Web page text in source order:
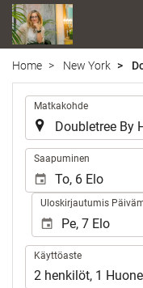
Home New York
Matkakohde
Saapuminen
Uloskirjautumis
Käyttöaste
Käyttöaste
2 henkilöt, 1 Huone